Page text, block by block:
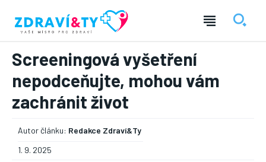
Screeningová vyšetření
nepodceňujte, mohou vám
zachránit život
Autor článku: Redakce Zdraví&Ty
1. 9. 2025